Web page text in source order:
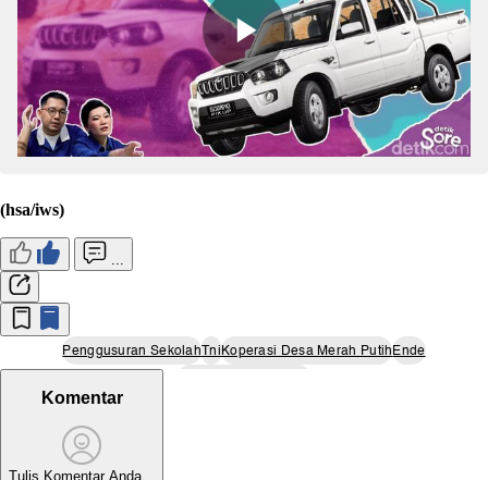
(hsa/iws)
Penggusuran SekolahTniKoperasi Desa Merah PutihEnde
Komentar
Tulis Komentar Anda...